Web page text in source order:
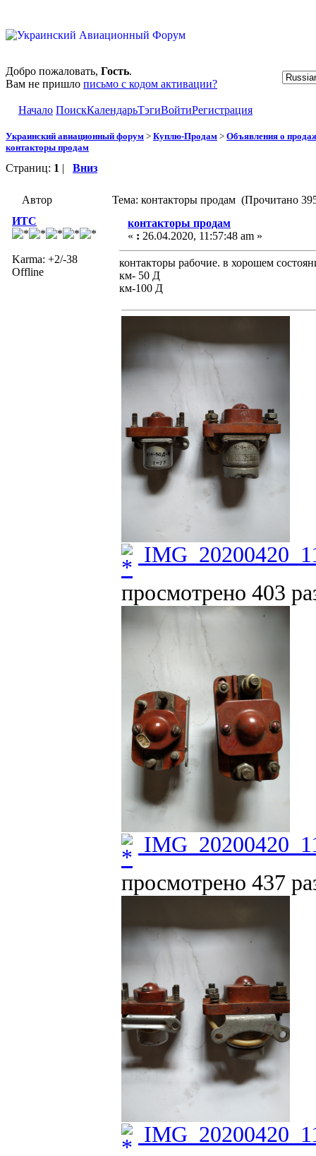
Добро пожаловать, Гость.
Вам не пришло письмо с кодом активации?
Начало ПоискКалендарьТэгиВойтиРегистрация
Украинский авиационный форум > Куплю-Продам > Объявления о
контакторы продам
Страниц: 1 | Вниз
Автор
Тема: контакторы продам (Прочитано
ИТС
Karma: +2/-38
Offline
контакторы продам
« : 26.04.2020, 11:57:48 am »
контакторы рабочие. в хорошем
км- 50 Д
км-100 Д
просмотрено 403
просмотрено 437